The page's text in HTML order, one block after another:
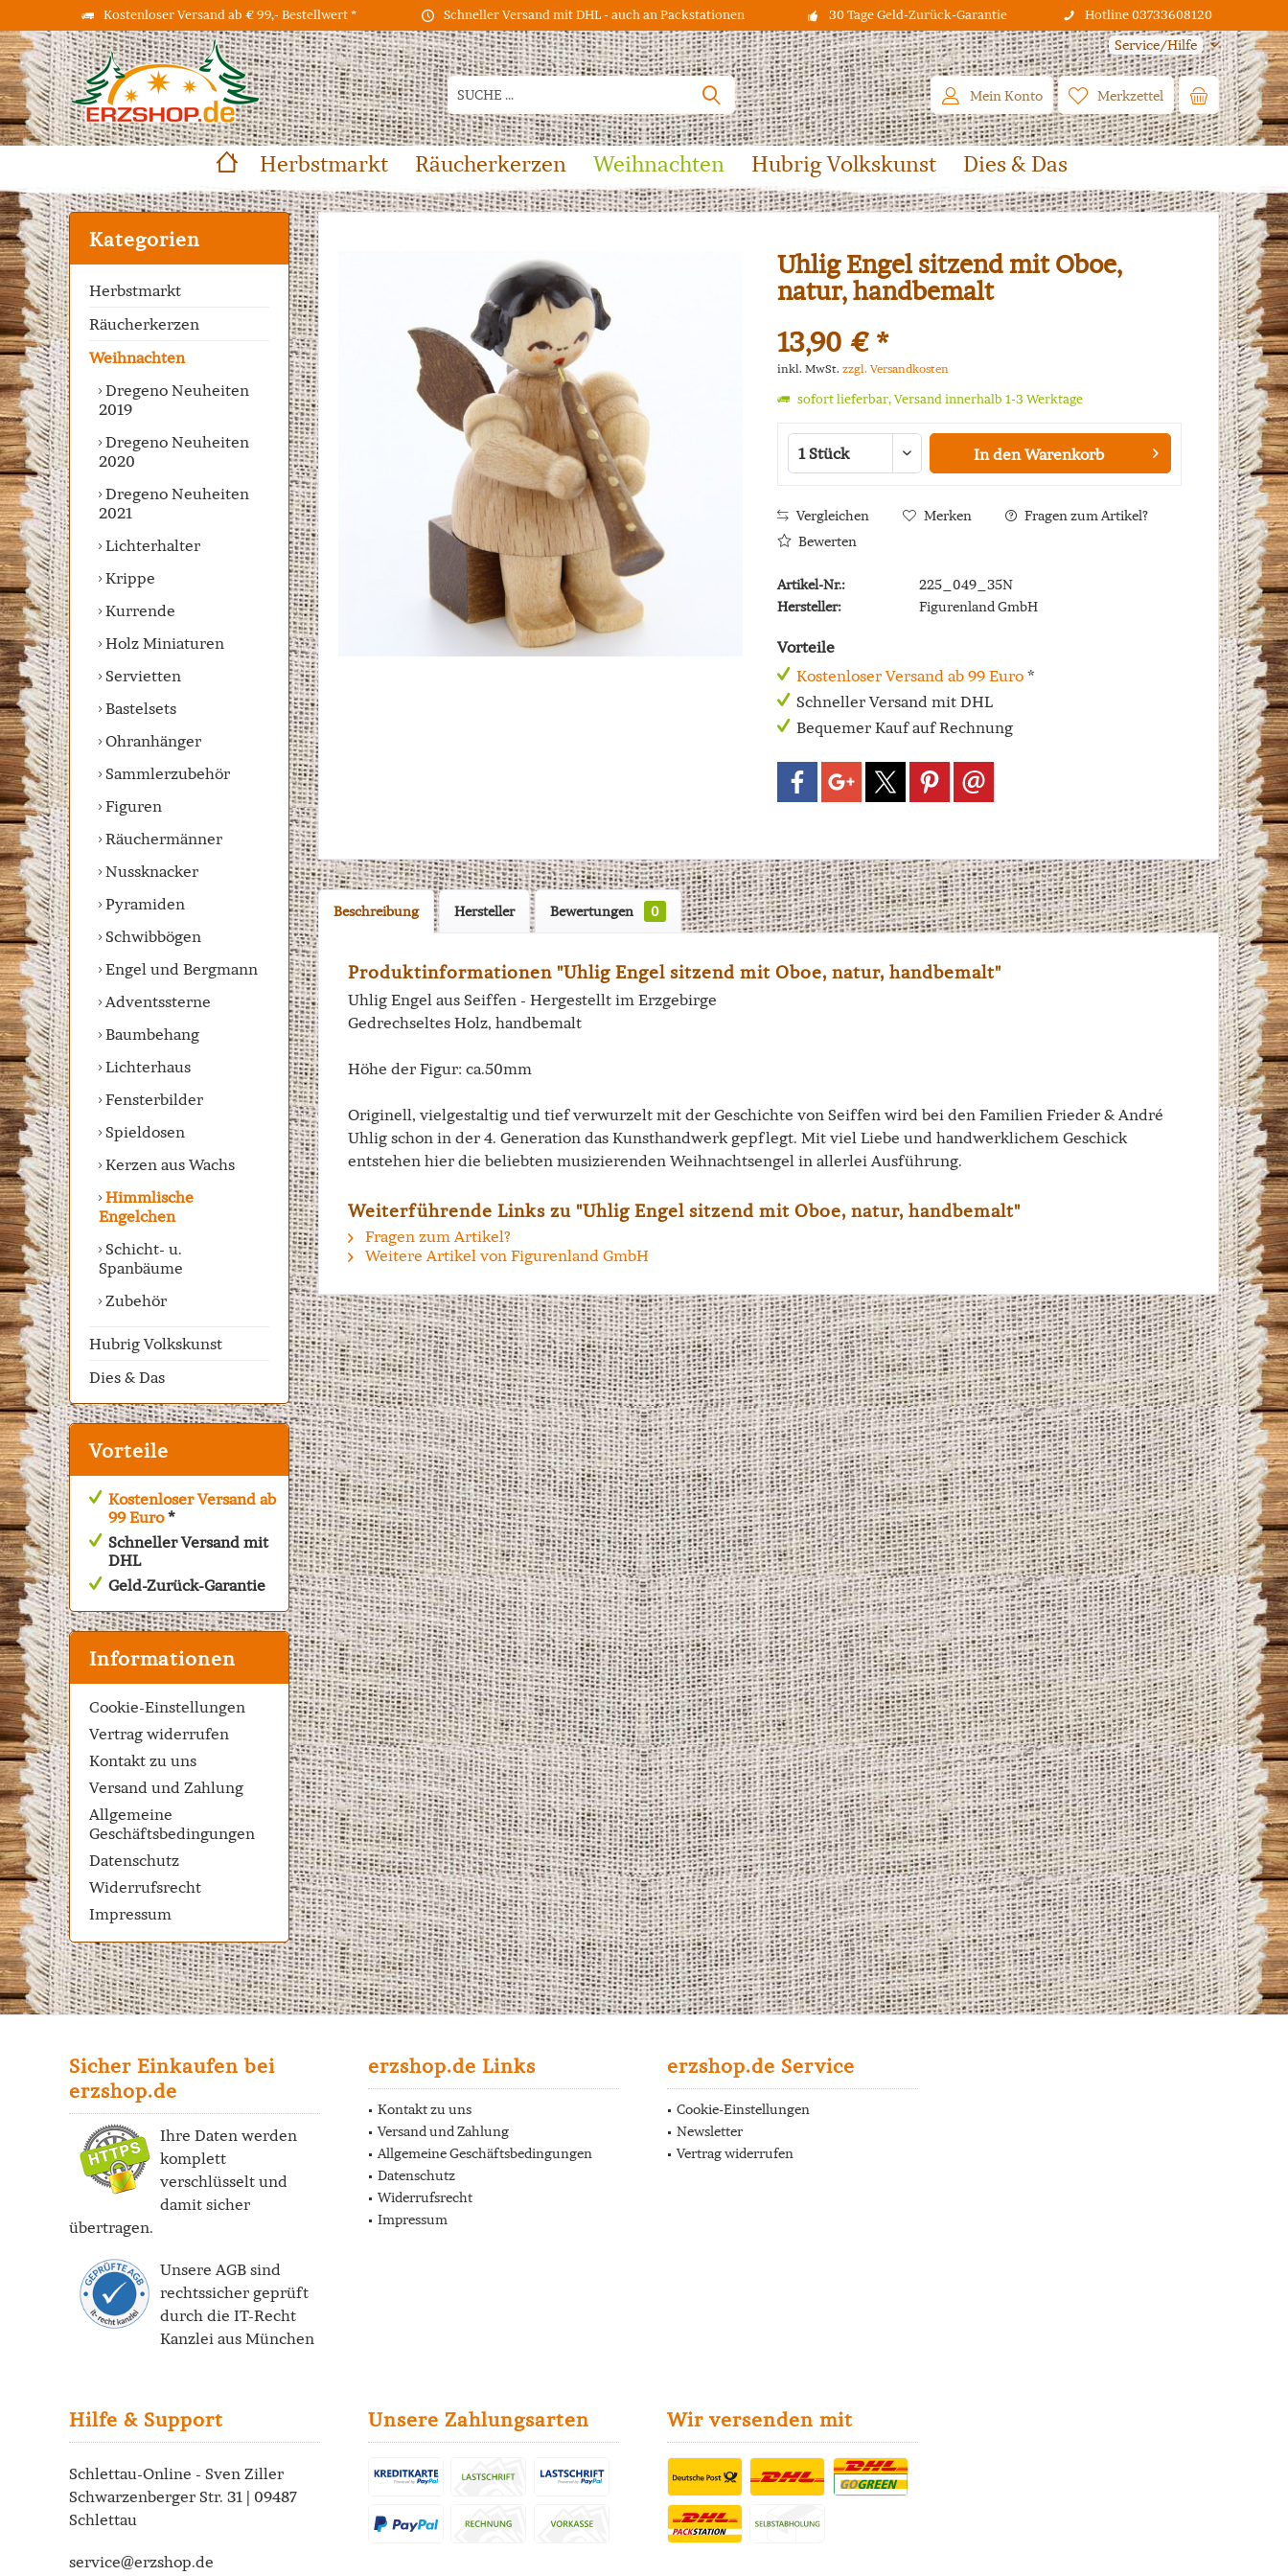
Kostenloser Versand ab € 99,- Bestellwert * Schneller Versand mit DHL - auch an Packstationen 30 Tage Geld-Zurück-Garantie Hotline 03733608120
Service/Hilfe
Merkzettel
Mein Konto
Herbstmarkt Räucherkerzen Weihnachten Hubrig Volkskunst Dies & Das
Kategorien
Herbstmarkt
Räucherkerzen
Weihnachten
Dregeno Neuheiten
2019
Dregeno Neuheiten
2020
Dregeno Neuheiten
2021
Lichterhalter
Krippe
Kurrende
Holz Miniaturen
Servietten
Bastelsets
Ohranhänger
Sammlerzubehör
Figuren
Räuchermänner
Nussknacker
Pyramiden
Schwibbögen
Engel und Bergmann
Adventssterne
Baumbehang
Lichterhaus
Fensterbilder
Spieldosen
Kerzen aus Wachs
Himmlische
Engelchen
Schicht- u.
Spanbäume
Zubehör
Hubrig Volkskunst
Dies & Das
Vorteile
Kostenloser Versand ab
99 Euro*
Schneller Versand mit
DHL
Geld-Zurück-Garantie
Informationen
Cookie-Einstellungen
Vertrag widerrufen
Kontakt zu uns
Versand und Zahlung
Allgemeine
Geschäftsbedingungen
Datenschutz
Widerrufsrecht
Impressum
Uhlig Engel sitzend mit Oboe,
natur, handbemalt
13,90 € *
inkl. MwSt. zzgl. Versandkosten
sofort lieferbar, Versand innerhalb 1-3 Werktage
In den Warenkorb
Vergleichen Merken
Fragen zum Artikel?
Bewerten
Artikel-Nr.:
225_049_35N
Hersteller:
Figurenland GmbH
Vorteile
Kostenloser Versand ab 99 Euro*
Schneller Versand mit DHL
Bequemer Kauf auf Rechnung
Beschreibung Hersteller Bewertungen 0
Produktinformationen "Uhlig Engel sitzend mit Oboe, natur, handbemalt"
Uhlig Engel aus Seiffen - Hergestellt im Erzgebirge
Gedrechseltes Holz, handbemalt
Höhe der Figur: ca.50mm
Originell, vielgestaltig und tief verwurzelt mit der Geschichte von Seiffen wird bei den Familien Frieder & André
Uhlig schon in der 4. Generation das Kunsthandwerk gepflegt. Mit viel Liebe und handwerklichem Geschick
entstehen hier die beliebten musizierenden Weihnachtsengel in allerlei Ausführung.
Weiterführende Links zu "Uhlig Engel sitzend mit Oboe, natur, handbemalt"
Fragen zum Artikel?
Weitere Artikel von Figurenland GmbH
Sicher Einkaufen bei
erzshop.de
Ihre Daten werden
komplett
verschlüsselt und
damit sicher
übertragen.
Unsere AGB sind
rechtssicher geprüft
durch die IT-Recht
Kanzlei aus München
erzshop.de Links
Kontakt zu uns
Versand und Zahlung
Allgemeine Geschäftsbedingungen
Datenschutz
Widerrufsrecht
Impressum
erzshop.de Service
Cookie-Einstellungen
Newsletter
Vertrag widerrufen
Hilfe & Support
Schlettau-Online - Sven Ziller
Schwarzenberger Str. 31 | 09487
Schlettau
service@erzshop.de
Unsere Zahlungsarten Wir versenden mit